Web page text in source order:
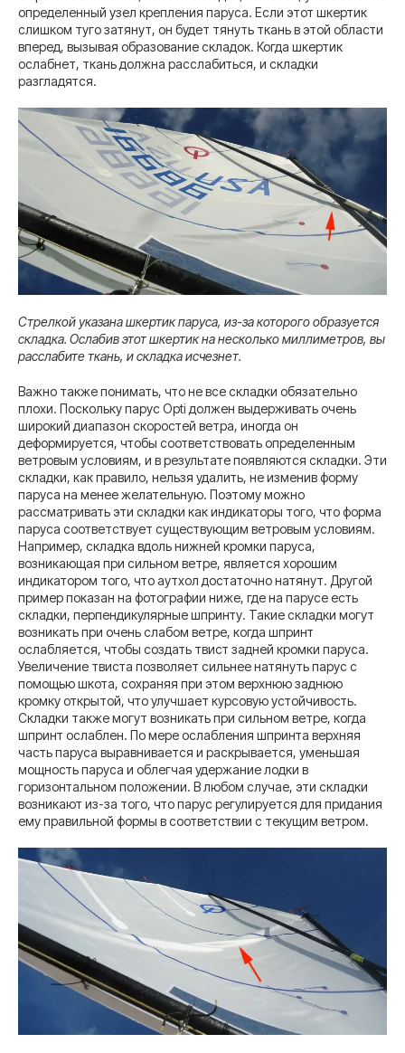
определенный узел крепления паруса. Если этот шкертик
слишком туго затянут, он будет тянуть ткань в этой области
вперед, вызывая образование складок. Когда шкертик
ослабнет, ткань должна расслабиться, и складки
разгладятся.
Стрелкой указана шкертик паруса, из-за которого образуется
складка. Ослабив этот шкертик на несколько миллиметров, вы
расслабите ткань, и складка исчезнет.
Важно также понимать, что не все складки обязательно
плохи. Поскольку парус Opti должен выдерживать очень
широкий диапазон скоростей ветра, иногда он
деформируется, чтобы соответствовать определенным
ветровым условиям, и в результате появляются складки. Эти
складки, как правило, нельзя удалить, не изменив форму
паруса на менее желательную. Поэтому можно
рассматривать эти складки как индикаторы того, что форма
паруса соответствует существующим ветровым условиям.
Например, складка вдоль нижней кромки паруса,
возникающая при сильном ветре, является хорошим
индикатором того, что аутхол достаточно натянут. Другой
пример показан на фотографии ниже, где на парусе есть
складки, перпендикулярные шпринту. Такие складки могут
возникать при очень слабом ветре, когда шпринт
ослабляется, чтобы создать твист задней кромки паруса.
Увеличение твиста позволяет сильнее натянуть парус с
помощью шкота, сохраняя при этом верхнюю заднюю
кромку открытой, что улучшает курсовую устойчивость.
Складки также могут возникать при сильном ветре, когда
шпринт ослаблен. По мере ослабления шпринта верхняя
часть паруса выравнивается и раскрывается, уменьшая
мощность паруса и облегчая удержание лодки в
горизонтальном положении. В любом случае, эти складки
возникают из-за того, что парус регулируется для придания
ему правильной формы в соответствии с текущим ветром.